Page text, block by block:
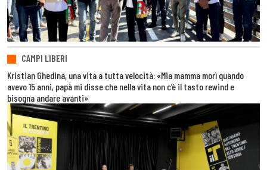
CAMPI LIBERI
Kristian Ghedina, una vita a tutta velocità: «Mia mamma morì quando
avevo 15 anni, papà mi disse che nella vita non c’è il tasto rewind e
bisogna andare avanti»